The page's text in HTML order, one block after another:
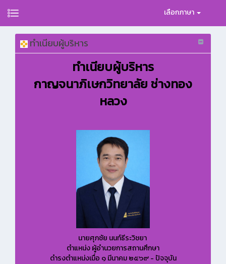
เลือกภาษา
ทำเนียบผู้บริหาร
ทำเนียบผู้บริหาร
กาญจนาภิเษกวิทยาลัย ช่างทอง
หลวง
นายศุภชัย นนท์ธีระวิชยา
ตำแหน่ง ผู้อำนวยการสถานศึกษา
ดำรงตำแหน่งเมื่อ ๑ มีนาคม ๒๕๖๙ - ปัจจุบัน